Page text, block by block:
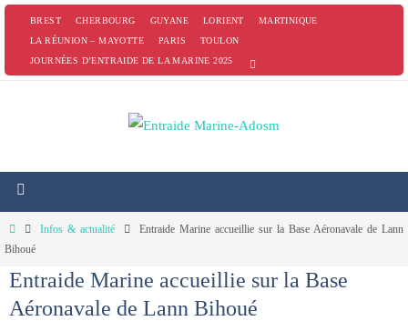
PasserBREST CHERBOURG GUYANE LORIENT
MARTINIQUE
LA RÉUNION – MAYOTTE
PARIS
TOULON
JOURNÉES D’ENTRAIDE DE LA MARINE 2025
HomeInfos & actualité
Entraide Marine accueillie sur la Base Aéronavale de Lann
Bihoué
Entraide Marine accueillie sur la Base
Aéronavale de Lann Bihoué